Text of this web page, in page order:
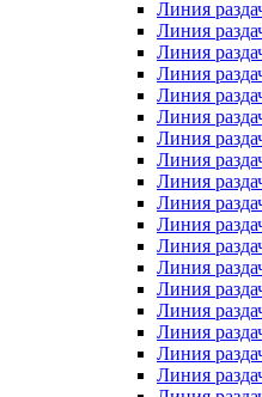
Линия
Линия
Линия
Линия
Линия
Линия
Линия
Линия
Линия
Линия
Линия
Линия
Линия
Линия
Линия
Линия
Линия
Линия